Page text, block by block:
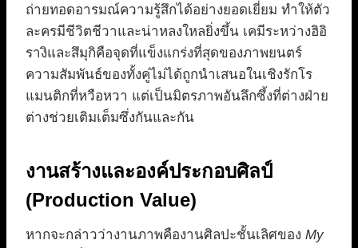
ถ่ายทอดอารมณ์ความรู้สึกได้อย่างยอดเยี่ยม ทำให้ตัว
ละครมีชีวิตชีวาและน่าหลงใหลยิ่งขึ้น เคมีระหว่างฮิอิ
รางิและสึมุกิคือจุดที่แข็งแกร่งที่สุดของภาพยนตร์
ความสัมพันธ์ของทั้งคู่ไม่ได้ถูกนำเสนอในเชิงรักโร
แมนติกที่หวือหวา แต่เป็นมิตรภาพอันลึกซึ้งที่ต่างฝ่าย
ต่างช่วยเติมเต็มซึ่งกันและกัน
งานสร้างและองค์ประกอบศิลป์
(Production Value)
หากจะกล่าวว่างานภาพคืองานศิลปะชั้นเลิศของ My